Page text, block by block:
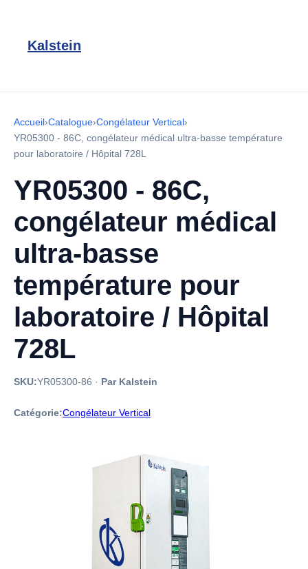
Kalstein
Accueil›Catalogue›Congélateur Vertical›
YR05300 - 86C, congélateur médical ultra-basse température
pour laboratoire / Hôpital 728L
YR05300 - 86C,
congélateur médical
ultra-basse
température pour
laboratoire / Hôpital
728L
SKU:YR05300-86 · Par Kalstein
Catégorie:Congélateur Vertical